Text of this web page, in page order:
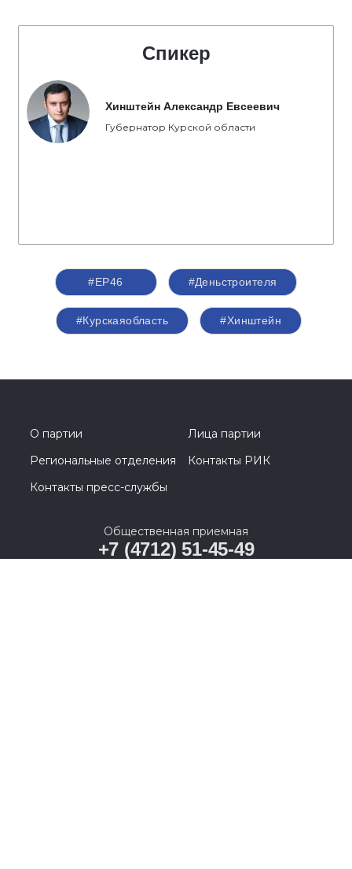
Спикер
Хинштейн Александр Евсеевич
Губернатор Курской области
#ЕР46 #Деньстроителя
#Курскаяобласть #Хинштейн
О партии
Лица партии
Региональные отделения
Контакты РИК
Контакты пресс-службы
Общественная приемная
+7 (4712) 51-45-49